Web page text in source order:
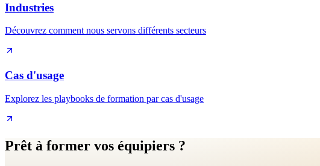
Industries
Découvrez comment nous servons différents secteurs
Cas d'usage
Explorez les playbooks de formation par cas d'usage
Prêt à former vos équipiers ?